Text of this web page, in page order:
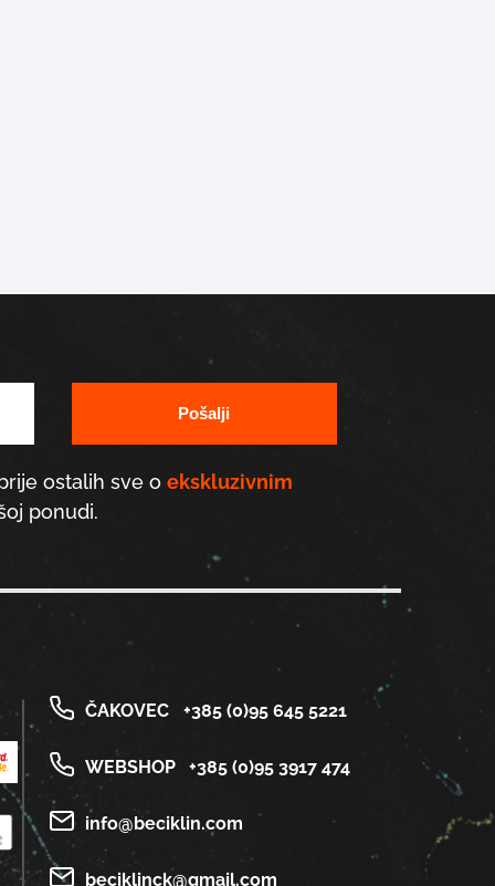
ostalih sve o ekskluzivnim
ponudi.
ČAKOVEC +385 (0)95 645 5221
WEBSHOP +385 (0)95 3917 474
info@beciklin.com
beciklinck@gmail.com